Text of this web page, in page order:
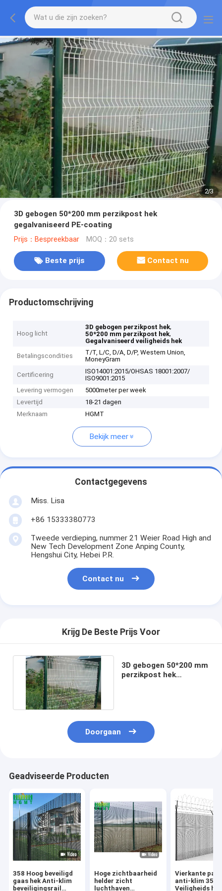
2/3
3D gebogen 50*200 mm perzikpost hek
gegalvaniseerd PE-coating
Prijs：Bespreekbaar MOQ：20 sets
Beste prijs Contact nu
Productomschrijving
Hoog licht
3D gebogen perzikpost hek,
50*200 mm perzikpost hek,
Gegalvaniseerd veiligheids hek
Betalingscondities
T/T, L/C, D/A, D/P, Western Union,
MoneyGram
Certificering
ISO14001:2015/OHSAS 18001:2007/
ISO9001:2015
Levering vermogen
5000meter per week
Levertijd
18-21 dagen
Merknaam
HGMT
Bekijk meer
Contactgegevens
Miss. Lisa
+86 15333380773
Tweede verdieping, nummer 21 Weier Road High and
New Tech Development Zone Anping County,
Hengshui City, Hebei P.R.
Contact nu
Krijg De Beste Prijs Voor
3D gebogen 50*200 mm
perzikpost hek
Doorgaan
Geadviseerde Producten
358 Hoog beveiligd
gaas hek Anti-klim
beveiligingsrail
Hoge zichtbaarheid
helder zicht
luchthaven
Vierkante paal
anti-klim 358
Veiligheids hek